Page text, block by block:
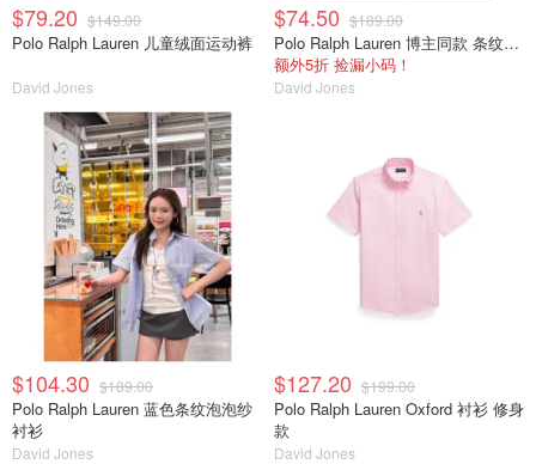
$79.20 $149.00
Polo Ralph Lauren 儿童绒面运动裤
David Jones
$74.50 $189.00
Polo Ralph Lauren 博主同款 条纹衬衫 标准版型
额外5折 捡漏小码！
David Jones
$104.30 $189.00
Polo Ralph Lauren 蓝色条纹泡泡纱
衬衫
David Jones
$127.20 $199.00
Polo Ralph Lauren Oxford 衬衫 修身
款
David Jones